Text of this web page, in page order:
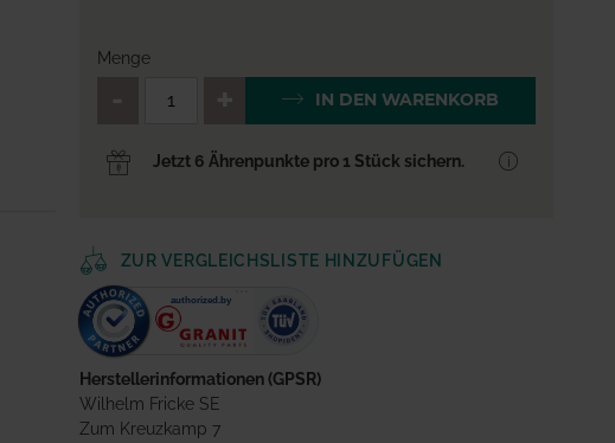
Menge
QTY_CONTROL_DECREASE
IN DEN WARENKORB
Jetzt 6 Ährenpunkte pro 1 Stück sichern.
ZUR VERGLEICHSLISTE HINZUFÜGEN
Herstellerinformationen (GPSR)
Wilhelm Fricke SE
Zum Kreuzkamp 7